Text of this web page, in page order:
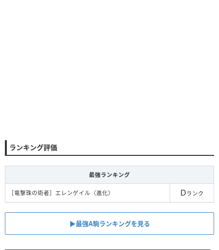
ランキング評価
最強ランキング
［竜撃珠の術者］エレンゲイル（進化） Dランク
▶︎最強A駒ランキングを見る